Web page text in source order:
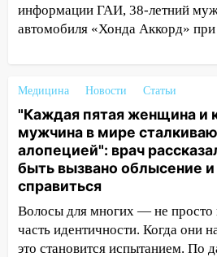
15:51 Бросила кирпич в
Ульяновской области
15:47
На улице
курьера: крупная
15:15 Проводил до
новый кавалер женщины
рецидивистом
14:26 В Ульяновске
по улице Ефремова
14:23 67% ульяновцев
информации ГАИ, 38-летний
автомобиля «Хонда Аккорд» при
Медицина Новости Статьи
"Каждая пятая женщина и
мужчина в мире
алопецией": врач
быть вызвано облысение и
справиться
Волосы для многих — не просто
часть идентичности. Когда они
это становится испытанием. По